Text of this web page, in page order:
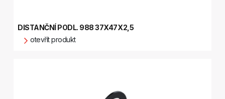
DISTANČNÍ PODL. 988 37X47X2,5
otevřít produkt